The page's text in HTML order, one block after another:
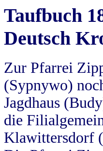
Taufbuch
Deutsch
Zur Pfarrei
(Sypnywo)
Jagdhaus
die
Klawittersdorf